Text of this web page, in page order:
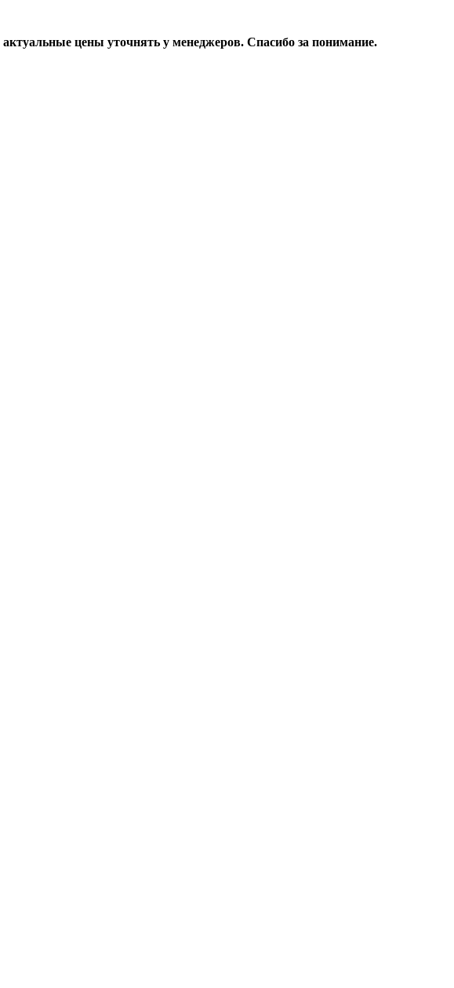
цены уточнять у менеджеров. Спасибо за понимание.